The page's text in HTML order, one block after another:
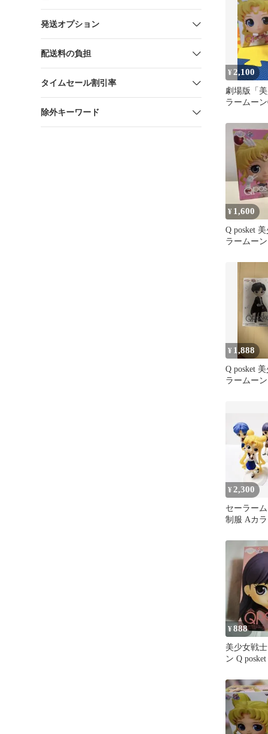
発送オプション
配送料の負担
タイムセール割引率
除外キーワード
¥ 2,100
劇場版「
ラームーン
¥ 1,600
Q posket
ラームー
¥ 1,888
Q posket
ラームーン
¥ 2,300
セーラー
制服 Aカラ
¥888
美少女戦
ン Q